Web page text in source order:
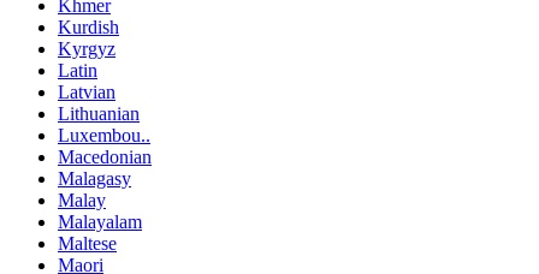
Khmer
Kurdish
Kyrgyz
Latin
Latvian
Lithuanian
Luxembou..
Macedonian
Malagasy
Malay
Malayalam
Maltese
Maori